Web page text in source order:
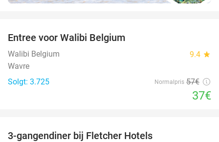
Entree voor Walibi Belgium
Walibi Belgium 9.4 star
Wavre
Solgt: 3.725
Normalpris 57€
37€
3-gangendiner bij Fletcher Hotels